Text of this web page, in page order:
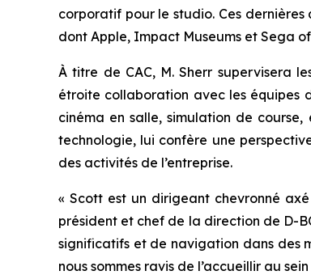
corporatif pour le studio. Ces
dont Apple, Impact Museums et Sega
À titre de CAC, M. Sherr supervisera
étroite collaboration avec les équipes
cinéma en salle, simulation de
technologie, lui confère une
des activités de l’entreprise.
« Scott est un dirigeant chevronné
président et chef de la direction de D-
significatifs et de navigation dans des
nous sommes ravis de l’accueillir au sein